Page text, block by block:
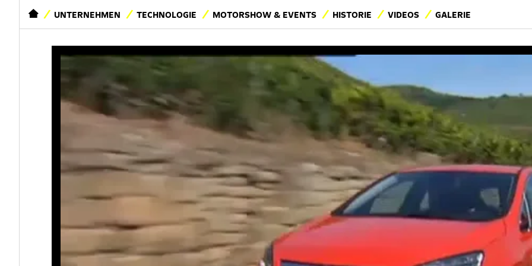
STARTSEITEUNTERNEHMEN TECHNOLOGIE MOTORSHOW & EVENTS HISTORIE VIDEOS GALERIE